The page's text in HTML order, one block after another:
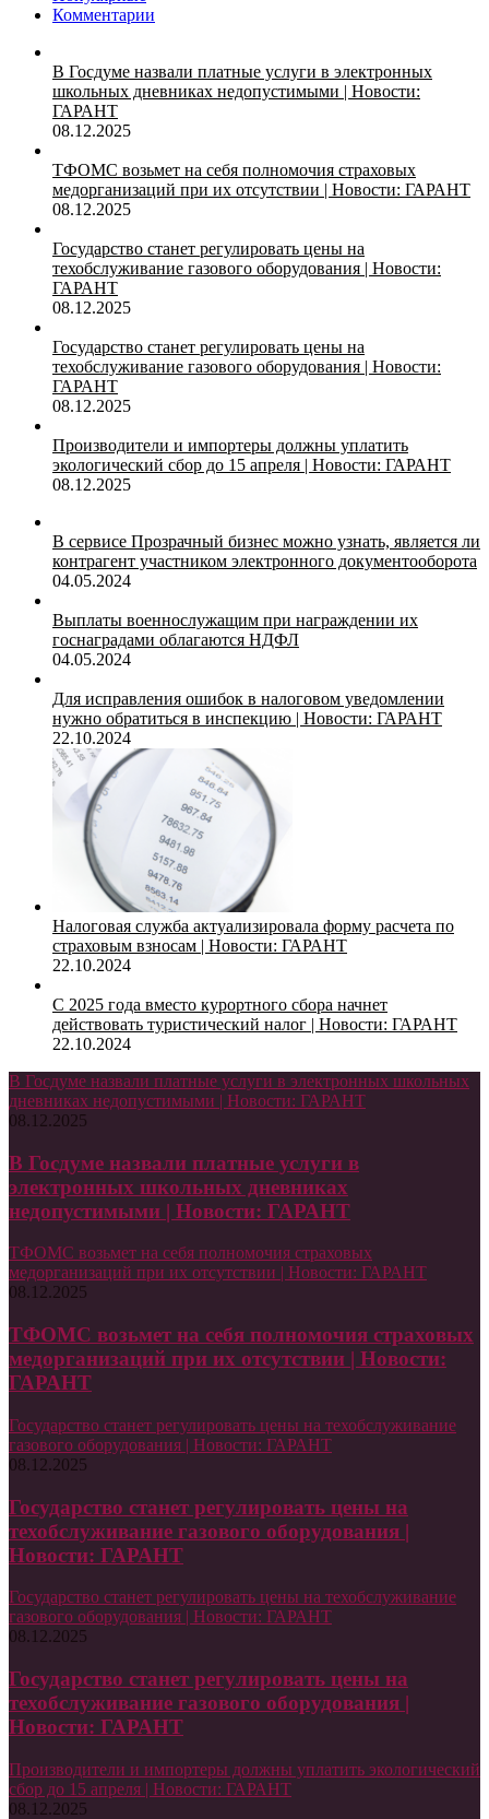
Комментарии
В Госдуме назвали платные услуги в электронных
школьных дневниках недопустимыми | Новости:
ГАРАНТ
08.12.2025
ТФОМС возьмет на себя полномочия страховых
медорганизаций при их отсутствии | Новости: ГАРАНТ
08.12.2025
Государство станет регулировать цены на
техобслуживание газового оборудования | Новости:
ГАРАНТ
08.12.2025
Государство станет регулировать цены на
техобслуживание газового оборудования | Новости:
ГАРАНТ
08.12.2025
Производители и импортеры должны уплатить
экологический сбор до 15 апреля | Новости: ГАРАНТ
08.12.2025
В сервисе Прозрачный бизнес можно узнать, является ли
контрагент участником электронного документооборота
04.05.2024
Выплаты военнослужащим при награждении их
госнаградами облагаются НДФЛ
04.05.2024
Для исправления ошибок в налоговом уведомлении
нужно обратиться в инспекцию | Новости: ГАРАНТ
22.10.2024
Налоговая служба актуализировала форму расчета по
страховым взносам | Новости: ГАРАНТ
22.10.2024
С 2025 года вместо курортного сбора начнет
действовать туристический налог | Новости: ГАРАНТ
22.10.2024
В Госдуме назвали платные услуги в электронных школьных
дневниках недопустимыми | Новости: ГАРАНТ
08.12.2025
В Госдуме назвали платные услуги в
электронных школьных дневниках
недопустимыми | Новости: ГАРАНТ
ТФОМС возьмет на себя полномочия страховых
медорганизаций при их отсутствии | Новости: ГАРАНТ
08.12.2025
ТФОМС возьмет на себя полномочия страховых
медорганизаций при их отсутствии | Новости:
ГАРАНТ
Государство станет регулировать цены на техобслуживание
газового оборудования | Новости: ГАРАНТ
08.12.2025
Государство станет регулировать цены на
техобслуживание газового оборудования |
Новости: ГАРАНТ
Государство станет регулировать цены на техобслуживание
газового оборудования | Новости: ГАРАНТ
08.12.2025
Государство станет регулировать цены на
техобслуживание газового оборудования |
Новости: ГАРАНТ
Производители и импортеры должны уплатить экологический
сбор до 15 апреля | Новости: ГАРАНТ
08.12.2025